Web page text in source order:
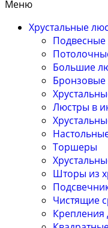
Меню
Хрустальные
Большие
Люстры в
Торшеры
Шторы из
Чистящие
Крепления